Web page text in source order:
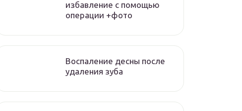
избавление с помощью
операции +фото
Воспаление десны после
удаления зуба